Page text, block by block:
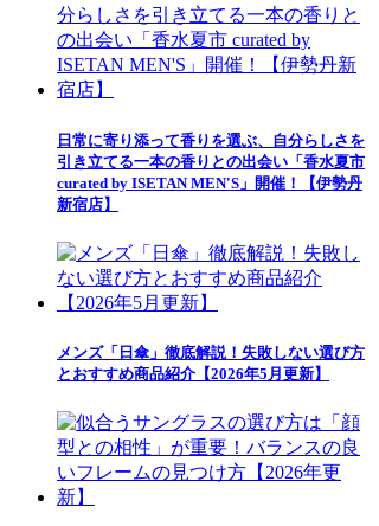
日常に寄り添って香りを選ぶ、自分らしさを
引き立てる一本の香りとの出会い「香水夏市
curated by ISETAN MEN'S」開催！【伊勢丹
新宿店】
メンズ「日傘」徹底解説！失敗しない選び方
とおすすめ商品紹介【2026年5月更新】